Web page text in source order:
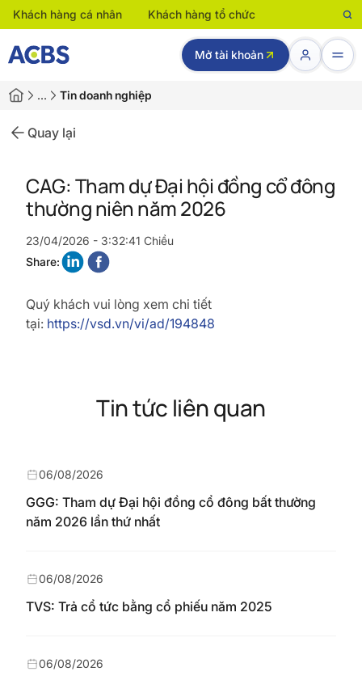
Khách hàng cá nhân Khách hàng tổ chức
Mở tài khoản
… Tin doanh nghiệp
Quay lại
CAG: Tham dự Đại hội đồng cổ đông
thường niên năm 2026
23/04/2026 - 3:32:41 Chiều
Share:
Quý khách vui lòng xem chi tiết
tại: https://vsd.vn/vi/ad/194848
Tin tức liên quan
GGG: Tham dự Đại hội đồng cổ đông bất thường
năm 2026 lần thứ nhất
06/08/2026
TVS: Trả cổ tức bằng cổ phiếu năm 2025
06/08/2026
06/08/2026